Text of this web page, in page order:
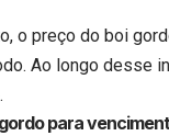
o preço do boi
Ao longo desse
para